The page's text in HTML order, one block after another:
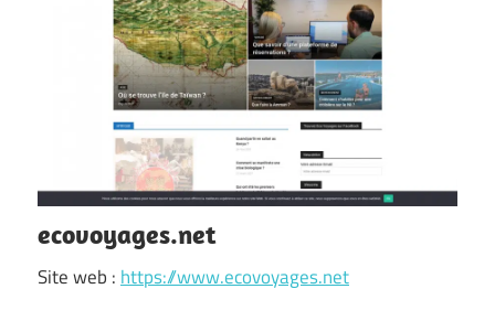
ecovoyages.net
Site web : https://www.ecovoyages.net